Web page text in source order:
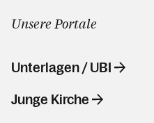
Unsere Portale
Unterlagen / UBI
Junge Kirche